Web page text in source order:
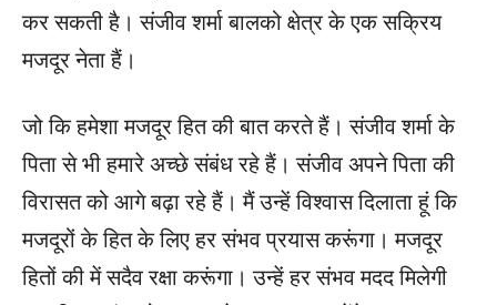
कर सकती है। संजीव शर्मा बालको क्षेत्र के एक सक्रिय
मजदूर नेता हैं।
जो कि हमेशा मजदूर हित की बात करते हैं। संजीव शर्मा के
पिता से भी हमारे अच्छे संबंध रहे हैं। संजीव अपने पिता की
विरासत को आगे बढ़ा रहे हैं। मैं उन्हें विश्वास दिलाता हूं कि
मजदूरों के हित के लिए हर संभव प्रयास करूंगा। मजदूर
हितों की में सदैव रक्षा करूंगा। उन्हें हर संभव मदद मिलेगी